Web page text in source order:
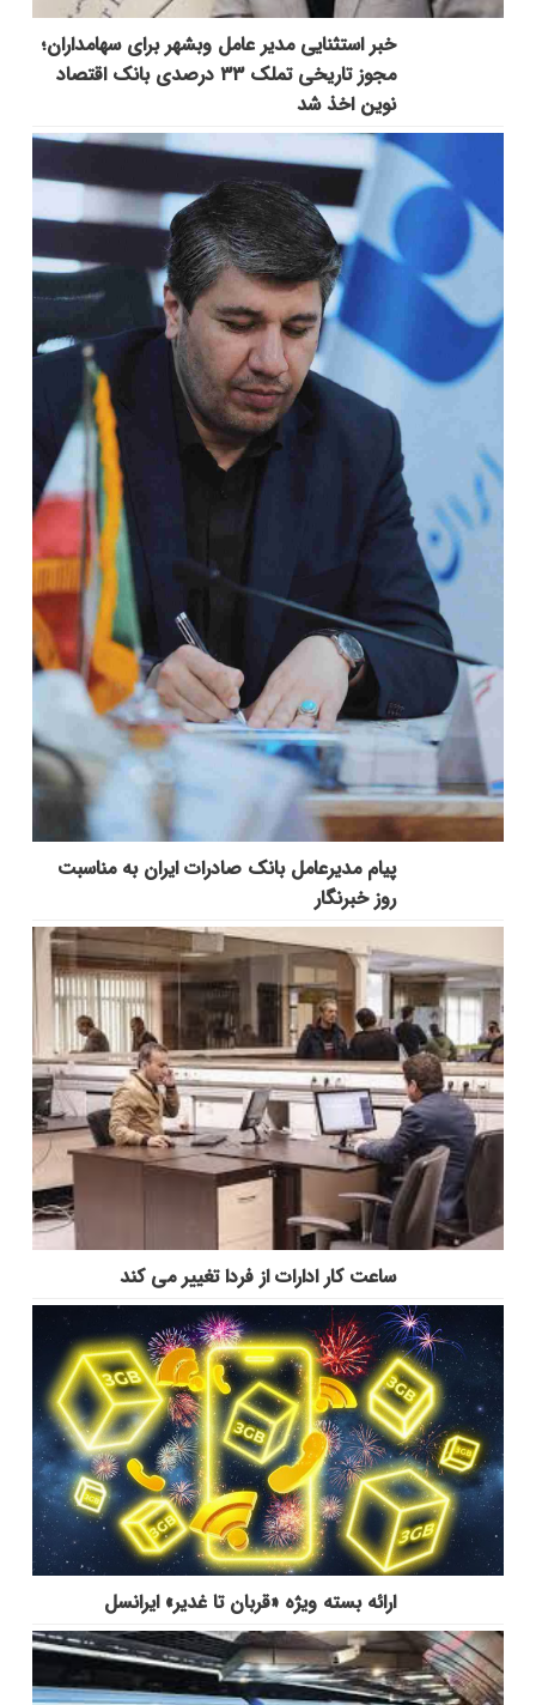
خبر استثنایی مدیر عامل وبشهر برای سهامداران؛
مجوز تاریخی تملک ۳۳ درصدی بانک اقتصاد
نوین اخذ شد
پیام مدیرعامل بانک صادرات ایران به مناسبت
روز خبرنگار
ساعت کار ادارات از فردا تغییر می کند
ارائه بسته ویژه «قربان تا غدیر» ایرانسل